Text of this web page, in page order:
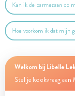
Kan ik de parmezaan op
Hoe voorkom ik dat mijn
Welkom bij Libelle
Stel je kookvraag aan